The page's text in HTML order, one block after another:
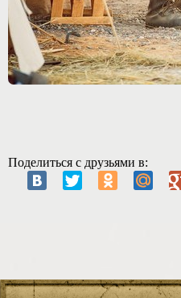
Поделиться с друзьями в: